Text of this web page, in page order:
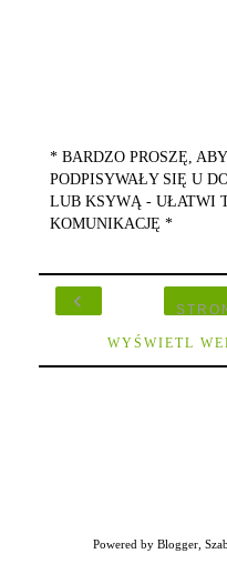
* BARDZO PROSZĘ,
PODPISYWAŁY SIĘ U
LUB KSYWĄ - UŁATWI
KOMUNIKACJĘ *
‹
WYŚWIETL
Powered by Blogger,